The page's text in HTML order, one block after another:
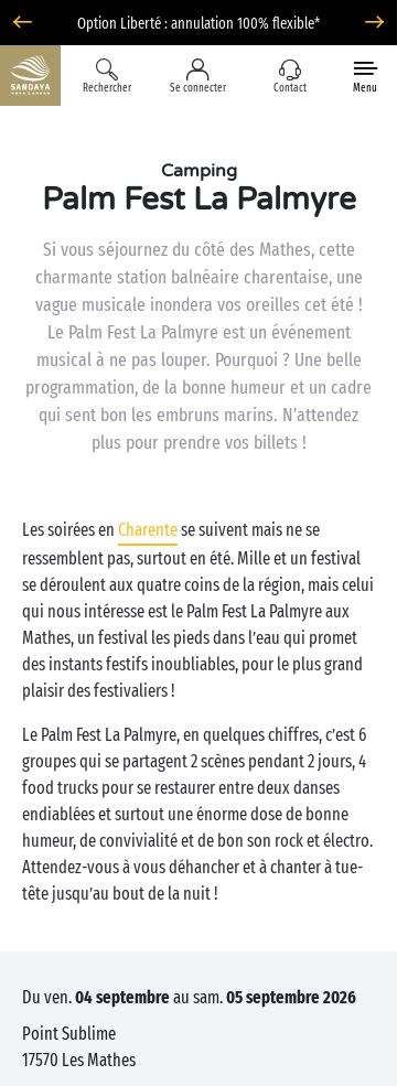
Option Liberté : annulation 100% flexible*
Rechercher Se connecter Contact Menu
Camping
Palm Fest La Palmyre
Si vous séjournez du côté des Mathes, cette
charmante station balnéaire charentaise, une
vague musicale inondera vos oreilles cet été !
Le Palm Fest La Palmyre est un événement
musical à ne pas louper. Pourquoi ? Une belle
programmation, de la bonne humeur et un cadre
qui sent bon les embruns marins. N’attendez
plus pour prendre vos billets !
Les soirées en Charentese suivent mais ne se
ressemblent pas, surtout en été. Mille et un festival
se déroulent aux quatre coins de la région, mais celui
qui nous intéresse est le Palm Fest La Palmyre aux
Mathes, un festival les pieds dans l’eau qui promet
des instants festifs inoubliables, pour le plus grand
plaisir des festivaliers !
Le Palm Fest La Palmyre, en quelques chiffres, c’est 6
groupes qui se partagent 2 scènes pendant 2 jours, 4
food trucks pour se restaurer entre deux danses
endiablées et surtout une énorme dose de bonne
humeur, de convivialité et de bon son rock et électro.
Attendez-vous à vous déhancher et à chanter à tue-
tête jusqu’au bout de la nuit !
du ven.04 septembreau sam.05 septembre 2026
Point Sublime
17570 Les Mathes